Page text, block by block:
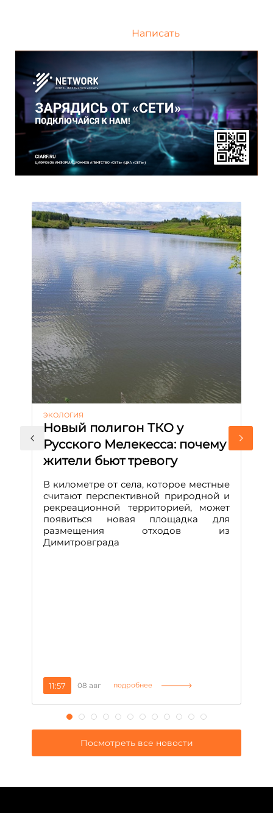
Написать
ЭКОЛОГИЯ
Новый полигон ТКО у
Русского Мелекесса: почему
жители бьют тревогу
В километре от села, которое местные
считают перспективной природной и
рекреационной территорией, может
появиться новая площадка для
размещения отходов из
Димитровграда
11:57 08 авг подробнее
Посмотреть все новости